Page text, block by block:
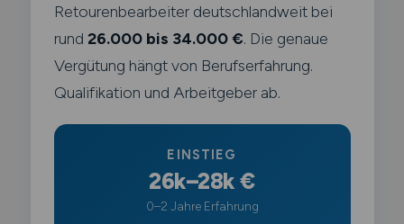
Retourenbearbeiter deutschlandweit bei
rund 26.000 bis 34.000 €. Die genaue
Vergütung hängt von Berufserfahrung.
Qualifikation und Arbeitgeber ab.
EINSTIEG
26k–28k €
0–2 Jahre Erfahrung